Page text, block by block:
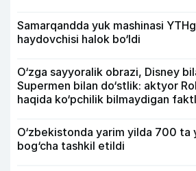
Samarqandda yuk mashinasi
haydovchisi halok bo‘ldi
O‘zga sayyoralik obrazi, Disney
Supermen bilan do‘stlik: aktyor
haqida ko‘pchilik bilmaydigan
O‘zbekistonda yarim yilda 700 ta
bog‘cha tashkil etildi